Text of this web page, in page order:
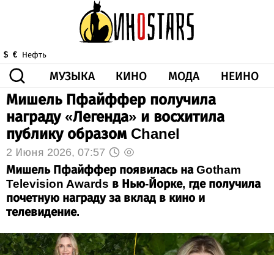
$ € Нефть
МУЗЫКА КИНО МОДА НЕИНО
ЗДОРОВЬЕ КОРОНА ИСКУССТВО
ДРУГОЕ
ВИДЕО
ГОРОСКОП
Мишель Пфайффер получила
награду «Легенда» и восхитила
публику образом Chanel
2 Июня 2026, 07:57
Мишель Пфайффер появилась на Gotham
Television Awards в Нью-Йорке, где получила
почетную награду за вклад в кино и
телевидение.